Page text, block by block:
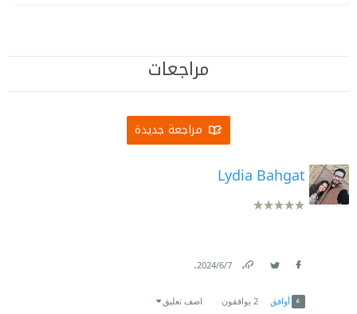
مراجعات
مراجعة جديدة
Lydia Bahgat
7‏/6‏/2024
.
أوافق 2 يوافقون اضف تعليق